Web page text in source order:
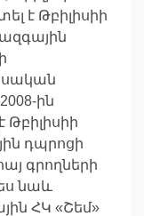
է Թբիլիսիի
ին
Թբիլիսիի
դպրոցի
գրողների
նաև
ՀԿ «Շեմ»